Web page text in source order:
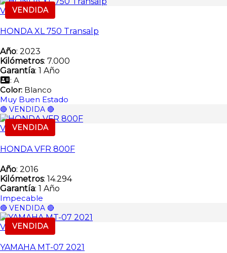
VENDIDA
Vendida
HONDA XL 750 Transalp
Año: 2023
Kilómetros: 7.000
Garantía: 1 Año
: A
Color: Blanco
Muy Buen Estado
🔴 VENDIDA 🔴
VENDIDA
Vendida
HONDA VFR 800F
Año: 2016
Kilómetros: 14.294
Garantía: 1 Año
Impecable
🔴 VENDIDA 🔴
VENDIDA
Vendida
YAMAHA MT-07 2021